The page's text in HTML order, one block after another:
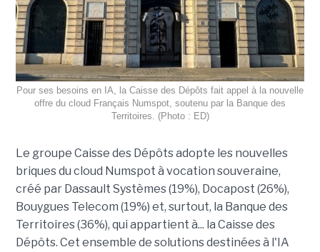
Pour ses besoins en IA, la Caisse des Dépôts fait appel à la nouvelle
offre du cloud Français Numspot, soutenu par la Banque des
Territoires. (Photo : ED)
Le groupe Caisse des Dépôts adopte les nouvelles
briques du cloud Numspot à vocation souveraine,
créé par Dassault Systèmes (19%), Docapost (26%),
Bouygues Telecom (19%) et, surtout, la Banque des
Territoires (36%), qui appartient à... la Caisse des
Dépôts. Cet ensemble de solutions destinées à l'IA